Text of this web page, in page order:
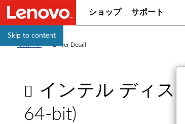
Skip to content
ショップ サポート
サポート >Driver Detail
インテル ディス
64-bit)